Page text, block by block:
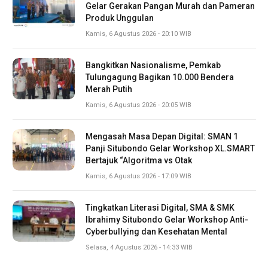
Gelar Gerakan Pangan Murah dan Pameran
Produk Unggulan
Kamis, 6 Agustus 2026 - 20:10 WIB
Bangkitkan Nasionalisme, Pemkab
Tulungagung Bagikan 10.000 Bendera
Merah Putih
Kamis, 6 Agustus 2026 - 20:05 WIB
Mengasah Masa Depan Digital: SMAN 1
Panji Situbondo Gelar Workshop XL.SMART
Bertajuk “Algoritma vs Otak
Kamis, 6 Agustus 2026 - 17:09 WIB
Tingkatkan Literasi Digital, SMA & SMK
Ibrahimy Situbondo Gelar Workshop Anti-
Cyberbullying dan Kesehatan Mental
Selasa, 4 Agustus 2026 - 14:33 WIB